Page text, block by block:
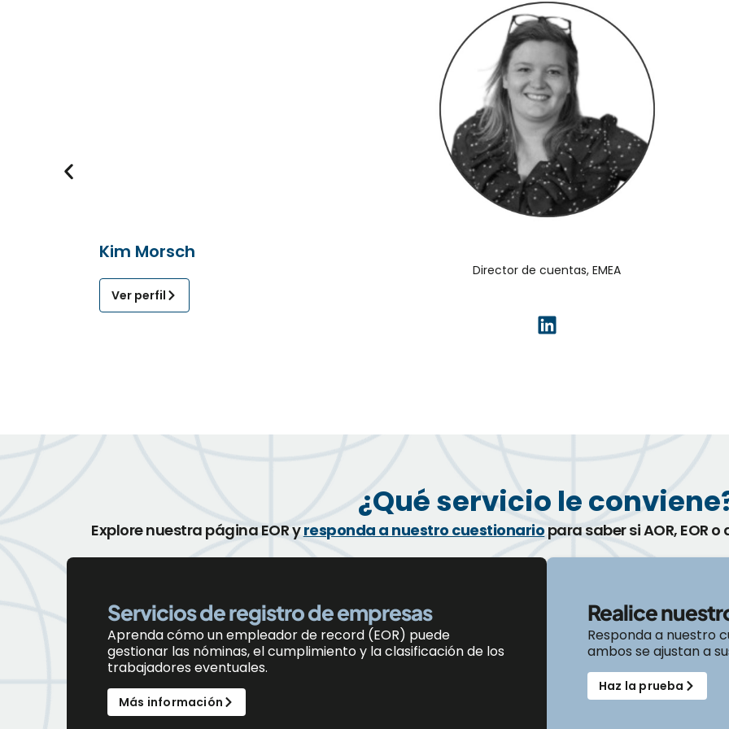
Kim Morsch
Director de cuentas, EMEA
Ver perfil
¿Qué servicio le
Explore nuestra página EOR yresponda a nuestro cuestionario para saber si AOR, EOR
Servicios de registro de empresas
Aprendacómounempleador de record (EOR) puede
gestionar las nóminas, el cumplimiento y la clasificaciónde los
trabajadores eventuales.
Más información
Realice
Responda a nuestro
ambos se ajustan a
Haz la prueba